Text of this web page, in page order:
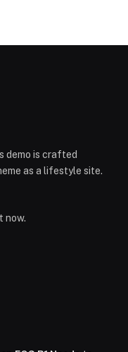
demo is crafted
as a lifestyle site.
now.